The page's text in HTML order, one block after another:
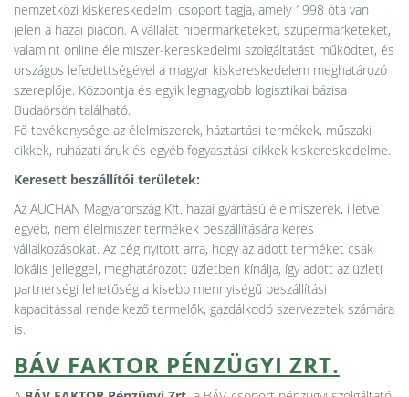
nemzetközi kiskereskedelmi csoport tagja, amely 1998 óta van
jelen a hazai piacon. A vállalat hipermarketeket, szupermarketeket,
valamint online élelmiszer-kereskedelmi szolgáltatást működtet, és
országos lefedettségével a magyar kiskereskedelem meghatározó
szereplője. Központja és egyik legnagyobb logisztikai bázisa
Budaörsön található.
Fő tevékenysége az élelmiszerek, háztartási termékek, műszaki
cikkek, ruházati áruk és egyéb fogyasztási cikkek kiskereskedelme.
Keresett beszállítói területek:
Az AUCHAN Magyarország Kft. hazai gyártású élelmiszerek, illetve
egyéb, nem élelmiszer termékek beszállítására keres
vállalkozásokat. Az cég nyitott arra, hogy az adott terméket csak
lokális jelleggel, meghatározott üzletben kínálja, így adott az üzleti
partnerségi lehetőség a kisebb mennyiségű beszállítási
kapacitással rendelkező termelők, gazdálkodó szervezetek számára
is.
BÁV FAKTOR PÉNZÜGYI ZRT.